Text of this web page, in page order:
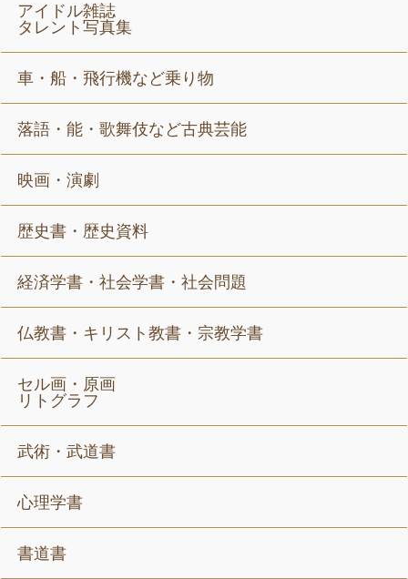
アイドル雑誌
タレント写真集
車・船・飛行機など乗り物
落語・能・歌舞伎など古典芸能
映画・演劇
歴史書・歴史資料
経済学書・社会学書・社会問題
仏教書・キリスト教書・宗教学書
セル画・原画
リトグラフ
武術・武道書
心理学書
書道書